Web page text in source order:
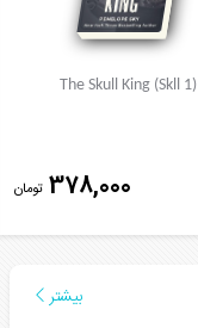
The Skull King (Skll 1)
378,000 تومان
بیشتر